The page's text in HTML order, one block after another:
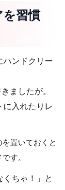
習慣
ハンドクリー
ましたが。
に入れたりレ
置いておくと
す。
ちゃ！」と